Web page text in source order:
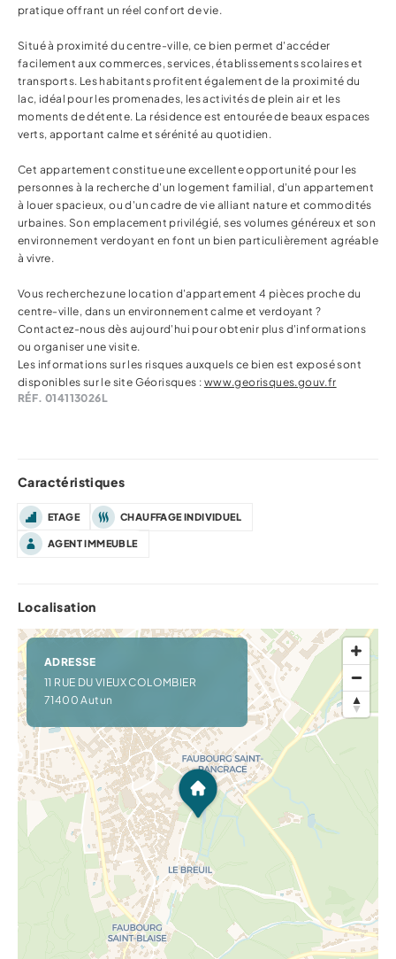
pratique offrant un réel confort de vie.
Situé à proximité du centre-ville, ce bien permet d'accéder
facilement aux commerces, services, établissements scolaires et
transports. Les habitants profitent également de la proximité du
lac, idéal pour les promenades, les activités de plein air et les
moments de détente. La résidence est entourée de beaux espaces
verts, apportant calme et sérénité au quotidien.
Cet appartement constitue une excellente opportunité pour les
personnes à la recherche d'un logement familial, d'un appartement
à louer spacieux, ou d'un cadre de vie alliant nature et commodités
urbaines. Son emplacement privilégié, ses volumes généreux et son
environnement verdoyant en font un bien particulièrement agréable
à vivre.
Vous recherchez une location d'appartement 4 pièces proche du
centre-ville, dans un environnement calme et verdoyant ?
Contactez-nous dès aujourd'hui pour obtenir plus d'informations
ou organiser une visite.
Les informations sur les risques auxquels ce bien est exposé sont
disponibles sur le site Géorisques : www.georisques.gouv.fr
RÉF. 014113026L
Caractéristiques
ETAGE CHAUFFAGE INDIVIDUEL
AGENT IMMEUBLE
Localisation
ADRESSE
11 RUE DU VIEUX COLOMBIER
71400 Autun